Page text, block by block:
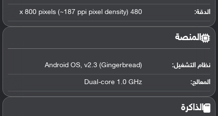
الدقة: 480 x 800 pixels (~187 ppi pixel density)
المنصة
نظام التشغيل:
Android OS, v2.3 (Gingerbread)
المعالج:
Dual-core 1.0 GHz
الذاكرة